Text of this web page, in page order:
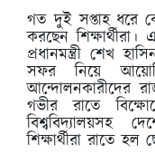
গত দুই সপ্তাহ ধরে
করছেন
প্রধানমন্ত্রী শেখ
সফর নিয়ে
আন্দোলনকারীদের
গভীর রাতে
বিশ্ববিদ্যালয়সহ
শিক্ষার্থীরা রাতে